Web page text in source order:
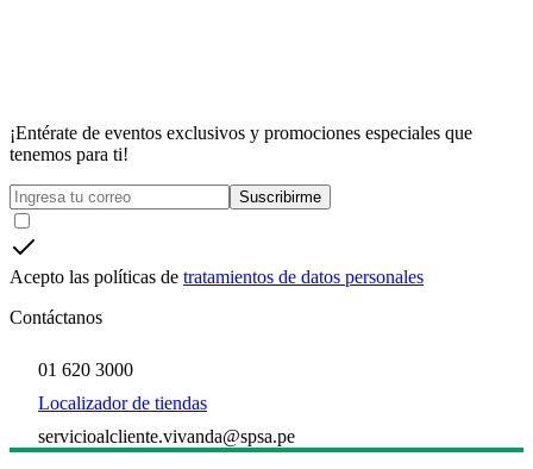
¡Entérate de eventos exclusivos y promociones especiales que
tenemos para ti!
Suscribirme
Acepto las políticas de tratamientos de datos personales
Contáctanos
01 620 3000
Localizador de tiendas
servicioalcliente.vivanda@spsa.pe